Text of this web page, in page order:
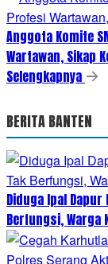
Anggota Komite
Wartawan, Sikap
Selengkapnya
BERITA BANTEN
Diduga Ipal Dapur
Berfungsi, Warga